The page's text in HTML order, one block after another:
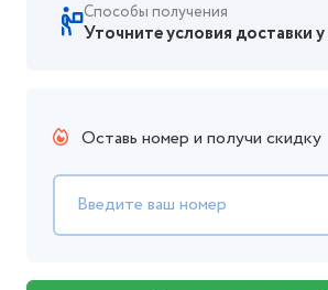
Способы получения
Уточните условия доставки
Оставь номер и получи скидку